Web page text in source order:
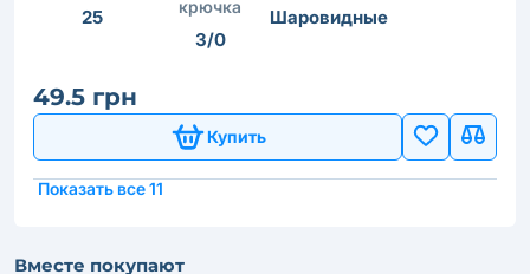
25
крючка
3/0
Шаровидные
49.5 грн
Купить
Показать все 11
Вместе покупают